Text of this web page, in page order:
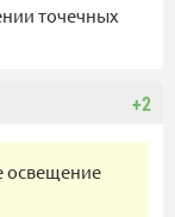
точечных
+2
освещение